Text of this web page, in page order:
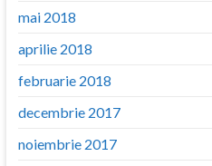
mai 2018
aprilie 2018
februarie 2018
decembrie 2017
noiembrie 2017